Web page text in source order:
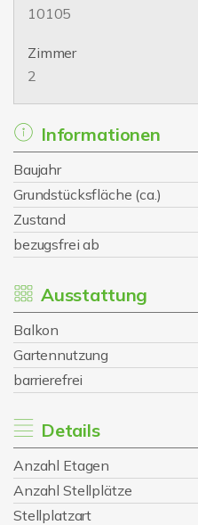
10105
Zimmer
2
Informationen
Baujahr
Grundstücksfläche (ca.)
Zustand
bezugsfrei ab
Ausstattung
Balkon
Gartennutzung
barrierefrei
Details
Anzahl Etagen
Anzahl Stellplätze
Stellplatzart